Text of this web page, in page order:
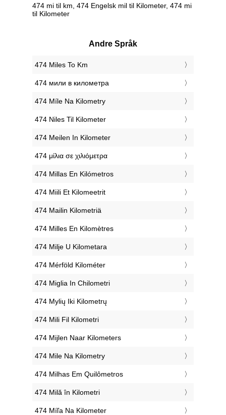
474 mi til km, 474 Engelsk mil til Kilometer, 474 mi
til Kilometer
Andre Språk
‎474 Miles To Km
‎474 мили в километра
‎474 Míle Na Kilometry
‎474 Niles Til Kilometer
‎474 Meilen In Kilometer
‎474 μίλια σε χιλιόμετρα
‎474 Millas En Kilómetros
‎474 Miili Et Kilomeetrit
‎474 Mailin Kilometriä
‎474 Milles En Kilomètres
‎474 Milje U Kilometara
‎474 Mérföld Kilométer
‎474 Miglia In Chilometri
‎474 Mylių Iki Kilometrų
‎474 Mili Fil Kilometri
‎474 Mijlen Naar Kilometers
‎474 Mile Na Kilometry
‎474 Milhas Em Quilômetros
‎474 Milă în Kilometri
‎474 Míľa Na Kilometer